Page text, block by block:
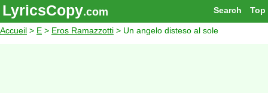
Top
Search
LyricsCopy.com
Accueil > E > Eros Ramazzotti > Un angelo disteso al sole